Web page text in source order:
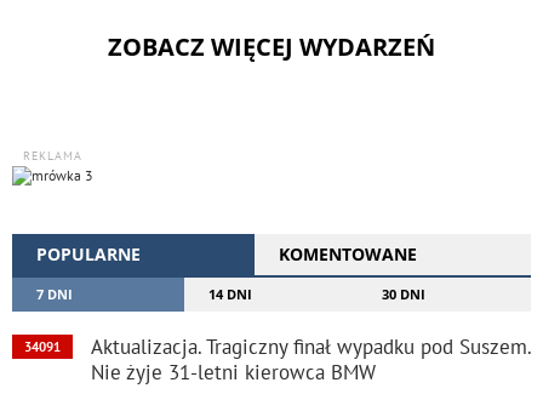
ZOBACZ WIĘCEJ WYDARZEŃ
REKLAMA
POPULARNE KOMENTOWANE
7 DNI 14 DNI 30 DNI
34091
Aktualizacja. Tragiczny finał wypadku pod Suszem.
Nie żyje 31-letni kierowca BMW